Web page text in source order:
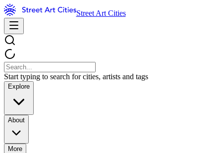
Street Art Cities
Start typing to search for cities, artists and tags
Explore
About
More